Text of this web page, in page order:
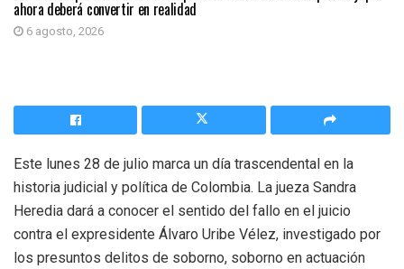
ahora deberá convertir en realidad
6 agosto, 2026
Este lunes 28 de julio marca un día trascendental en la
historia judicial y política de Colombia. La jueza Sandra
Heredia dará a conocer el sentido del fallo en el juicio
contra el expresidente Álvaro Uribe Vélez, investigado por
los presuntos delitos de soborno, soborno en actuación